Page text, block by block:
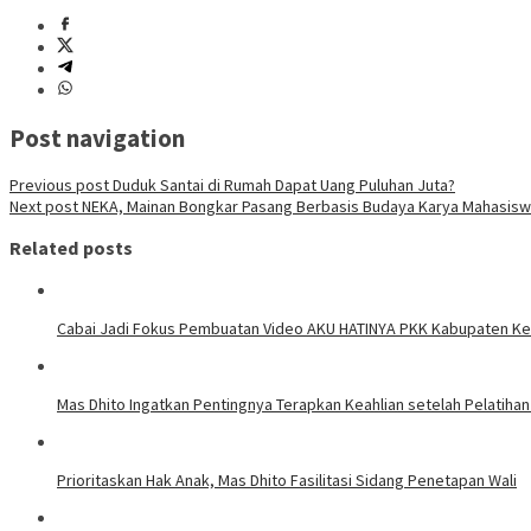
Post navigation
Previous postDuduk Santai di Rumah Dapat Uang Puluhan Juta?
Next postNEKA, Mainan Bongkar Pasang Berbasis Budaya Karya
Related posts
Cabai Jadi Fokus Pembuatan Video AKU HATINYA PKK Kabupaten
Mas Dhito Ingatkan Pentingnya Terapkan Keahlian setelah
Prioritaskan Hak Anak, Mas Dhito Fasilitasi Sidang Penetapan Wali